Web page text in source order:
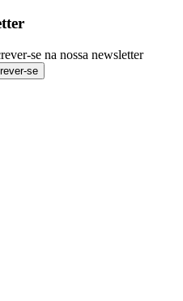
se na nossa newsletter
se